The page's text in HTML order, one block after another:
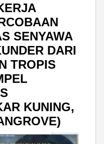
SENYAWA
DARI
TROPIS
KUNING,